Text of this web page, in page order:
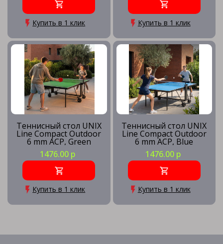
Купить в 1 клик Купить в 1 клик
Теннисный стол UNIX
Line Compact Outdoor
6 mm ACP, Green
1476.00 р
Купить в 1 клик
Теннисный стол UNIX
Line Compact Outdoor
6 mm ACP, Blue
1476.00 р
Купить в 1 клик